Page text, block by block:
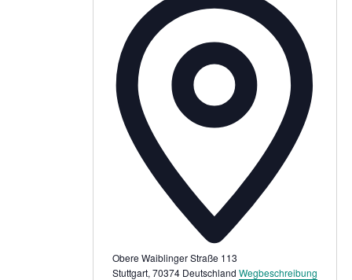
Obere Waiblinger Straße 113
Stuttgart, 70374 Deutschland Wegbeschreibung